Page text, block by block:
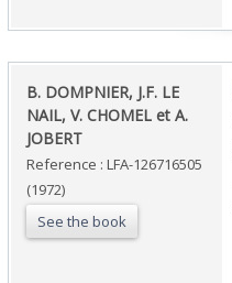
‎B. DOMPNIER, J.F. LE
NAIL, V. CHOMEL et A.
JOBERT‎
Reference : LFA-126716505
(1972)
See the book